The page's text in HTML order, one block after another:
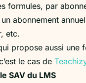
formules, par
abonnement
etc.
propose aussi une
le cas de
SAV du LMS